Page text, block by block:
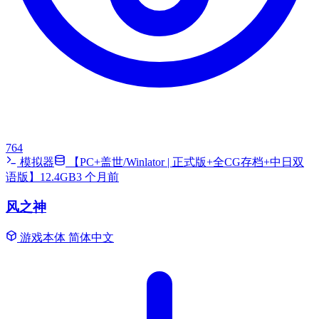
764
模拟器
【PC+盖世/Winlator | 正式版+全CG存档+中日双
语版】12.4GB3 个月前
风之神
游戏本体 简体中文